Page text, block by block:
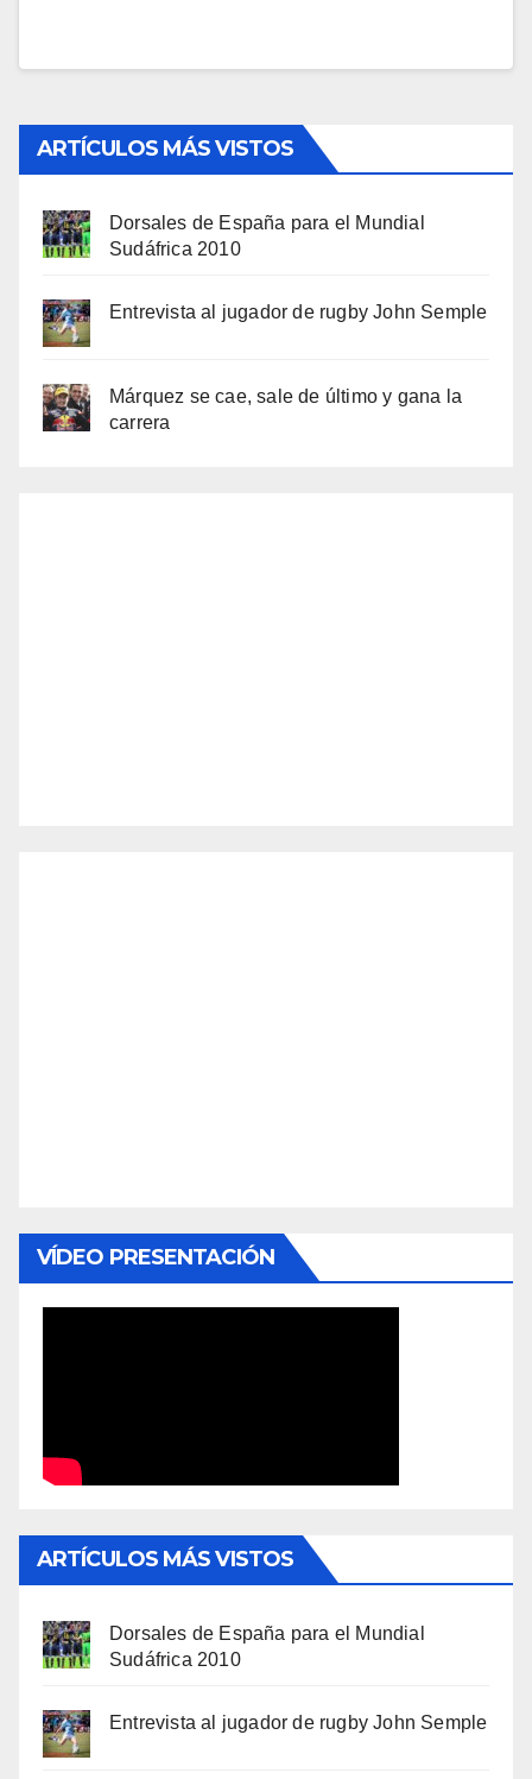
ARTÍCULOS MÁS VISTOS
Dorsales de España para el Mundial
Sudáfrica 2010
Entrevista al jugador de rugby John Semple
Márquez se cae, sale de último y gana la
carrera
VÍDEO PRESENTACIÓN
ARTÍCULOS MÁS VISTOS
Dorsales de España para el Mundial
Sudáfrica 2010
Entrevista al jugador de rugby John Semple